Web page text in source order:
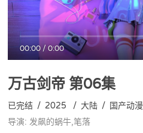
00:00/0:00
万古剑帝 第06集
已完结 / 2025 / 大陆 / 国产动漫
导演: 发飙的蜗牛,笔落